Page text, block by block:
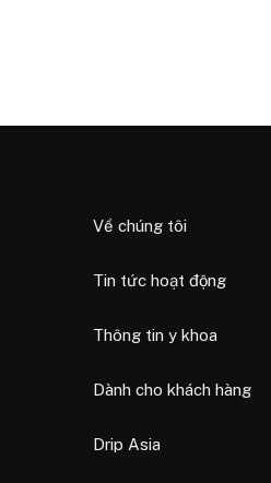
Về chúng tôi
Tin tức hoạt động
Thông tin y khoa
Dành cho khách hàng
Drip Asia